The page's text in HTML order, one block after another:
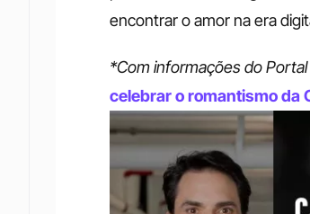
encontrar o amor na era
*Com informações do
celebrar o romantismo da